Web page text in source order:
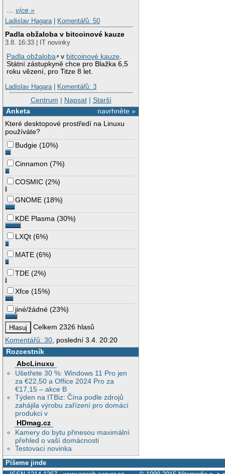
…více »
Ladislav Hagara| Komentářů: 50
Padla obžaloba v bitcoinové kauze
3.8. 16:33 | IT novinky
Padla obžaloba
v bitcoinové kauze.
Státní zástupkyně chce pro Blažka 6,5
roku vězení, pro Titze 8 let.
Ladislav Hagara| Komentářů: 3
Centrum | Napsat| Starší
navrhněte »
Anketa
Které desktopové prostředí na Linuxu
používáte?
Budgie (10%)
Cinnamon (7%)
COSMIC (2%)
GNOME (18%)
KDE Plasma (30%)
LXQt (6%)
MATE (6%)
TDE (2%)
Xfce (15%)
jiné/žádné (23%)
Celkem 2326 hlasů
Komentářů: 30 , poslední 3.4. 20:20
Rozcestník
AbcLinuxu
Ušetřete 30 %: Windows 11 Pro jen
za €22,50 a Office 2024 Pro za
€17,15 – akce B
Týden na ITBiz: Čína podle zdrojů
zahájila výrobu zařízení pro domácí
produkci v
HDmag.cz
Kamery do bytu přinesou maximální
přehled o vaší domácnosti
Testovací novinka
Píšeme jinde